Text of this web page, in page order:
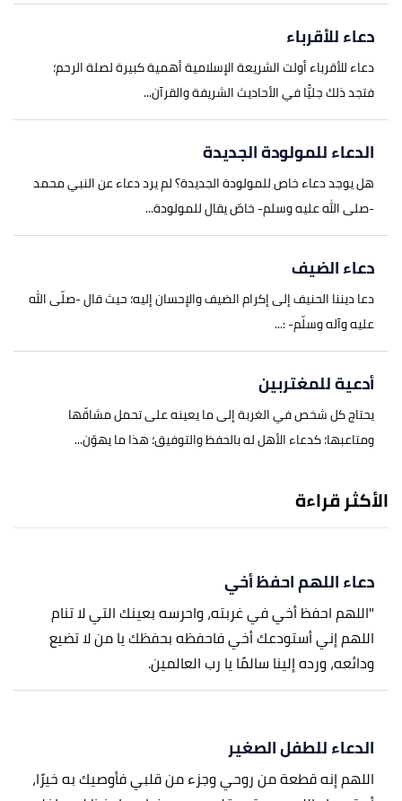
دعاء للأقرباء
دعاء للأقرباء أولت الشريعة الإسلامية أهمية كبيرة لصلة الرحم؛
فتجد ذلك جليًّا في الأحاديث الشريفة والقرآن...
الدعاء للمولودة الجديدة
هل يوجد دعاء خاص للمولودة الجديدة؟ لم يرد دعاء عن النبي محمد
-صلى الله عليه وسلم- خاصّ يقال للمولودة...
دعاء الضيف
دعا ديننا الحنيف إلى إكرام الضيف والإحسان إليه؛ حيث قال -صلّى الله
عليه وآله وسلّم- :...
أدعية للمغتربين
يحتاج كل شخص في الغربة إلى ما يعينه على تحمل مشاقّها
ومتاعبها؛ كدعاء الأهل له بالحفظ والتوفيق؛ هذا ما يهوّن...
الأكثر قراءة
دعاء اللهم احفظ أخي
"اللهم احفظ أخي في غربته، واحرسه بعينك التي لا تنام
اللهم إني أستودعك أخي فاحفظه بحفظك يا من لا تضيع
ودائعه، ورده إلينا سالمًا يا رب العالمين.
الدعاء للطفل الصغير
اللهم إنه قطعة من روحي وجزء من قلبي فأوصيك به خيرًا،